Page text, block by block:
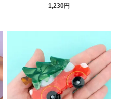
1,230円